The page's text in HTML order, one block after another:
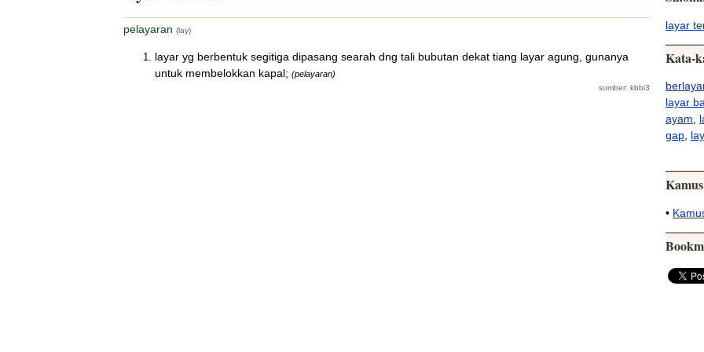
pelayaran (lay)
layar yg berbentuk segitiga dipasang searah dng tali bubutan dekat tiang layar agung, gunanya
untuk membelokkan kapal; (pelayaran)
sumber: kbbi3
layar
Kata-
layar
ayam
gap
•